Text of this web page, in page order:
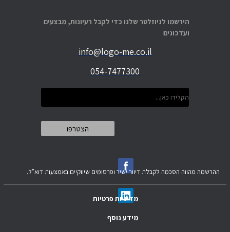
הירשמו לניוזלטר שלנו כדי לקבל רעיונות, מבצעים
ועדכונים
info@logo-me.co.il
054-7477300
מדיניות פרטיות
מידע נוסף
ההרשמה מהווה הסכמה לקבלת דיוור ישיר ופרסומים שיווקיים באמצעות דוא"ל.